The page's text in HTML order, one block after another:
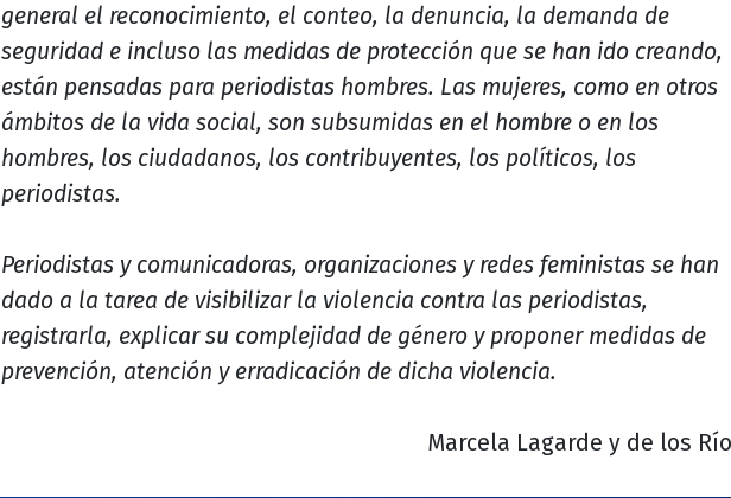
general el reconocimiento, el conteo, la denuncia, la demanda de
seguridad e incluso las medidas de protección que se han ido creando,
están pensadas para periodistas hombres. Las mujeres, como en otros
ámbitos de la vida social, son subsumidas en el hombre o en los
hombres, los ciudadanos, los contribuyentes, los políticos, los
periodistas.
Periodistas y comunicadoras, organizaciones y redes feministas se han
dado a la tarea de visibilizar la violencia contra las periodistas,
registrarla, explicar su complejidad de género y proponer medidas de
prevención, atención y erradicación de dicha violencia.
Marcela Lagarde y de los